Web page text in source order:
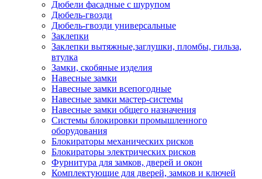
Дюбели фасадные с шурупом
Дюбель-гвозди
Дюбель-гвозди универсальные
Заклепки
Заклепки вытяжные,заглушки, пломбы, гильза,
втулка
Замки, скобяные изделия
Навесные замки
Навесные замки всепогодные
Навесные замки мастер-системы
Навесные замки общего назначения
Системы блокировки промышленного
оборудования
Блокираторы механических рисков
Блокираторы электрических рисков
Фурнитура для замков, дверей и окон
Комплектующие для дверей, замков и ключей